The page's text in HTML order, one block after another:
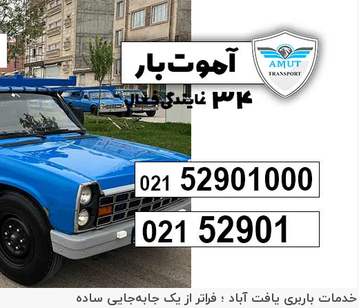
خدمات باربری یافت آباد ؛ فراتر از یک جابه‌جایی ساده